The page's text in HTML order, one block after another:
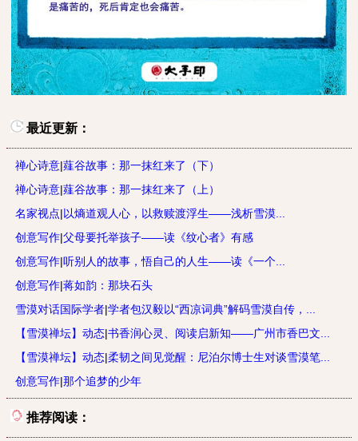
最近更新：
禅心诗意|薤谷故事：那一抹红来了（下）
禅心诗意|薤谷故事：那一抹红来了（上）
名家视点|以熵道观人心，以救赎渡浮生——浅析雪漠...
创意写作|父母要托举孩子——读《纹心者》有感
创意写作|听别人的故事，悟自己的人生——读《一个...
创意写作|蒋如韵：那块石头
雪漠对话国际学者|学者包汉毅以“西凉词典”解码雪漠自传，...
【雪漠禅坛】动态|书香润心灵、阅读启新知——广州市香巴文...
【雪漠禅坛】动态|柔韧之间见觉醒：尼泊尔博士生对谈雪漠笔...
创意写作|那个追梦的少年
推荐阅读：